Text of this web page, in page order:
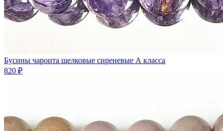
Бусины чароита шелковые сиреневые А класса
820 ₽